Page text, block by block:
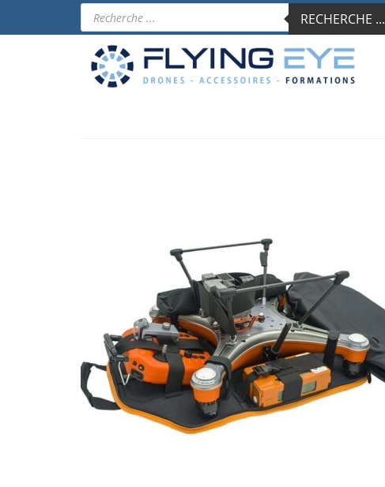
Recherche
de
produits
RECHERCHE ...